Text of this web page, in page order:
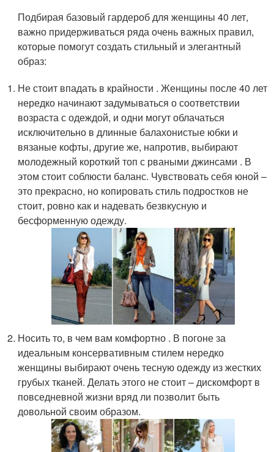
Подбирая базовый гардероб для женщины 40 лет,
важно придерживаться ряда очень важных правил,
которые помогут создать стильный и элегантный
образ:
Не стоит впадать в крайности . Женщины после 40 лет
нередко начинают задумываться о соответствии
возраста с одеждой, и одни могут облачаться
исключительно в длинные балахонистые юбки и
вязаные кофты, другие же, напротив, выбирают
молодежный короткий топ с рваными джинсами . В
этом стоит соблюсти баланс. Чувствовать себя юной –
это прекрасно, но копировать стиль подростков не
стоит, ровно как и надевать безвкусную и
бесформенную одежду.
Носить то, в чем вам комфортно . В погоне за
идеальным консервативным стилем нередко
женщины выбирают очень тесную одежду из жестких
грубых тканей. Делать этого не стоит – дискомфорт в
повседневной жизни вряд ли позволит быть
довольной своим образом.